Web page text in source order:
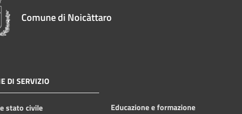
Comune di Noicàttaro
DI SERVIZIO
stato civile
Educazione e formazione